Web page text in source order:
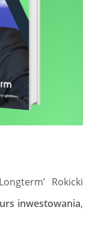
Rokicki
inwestowania,